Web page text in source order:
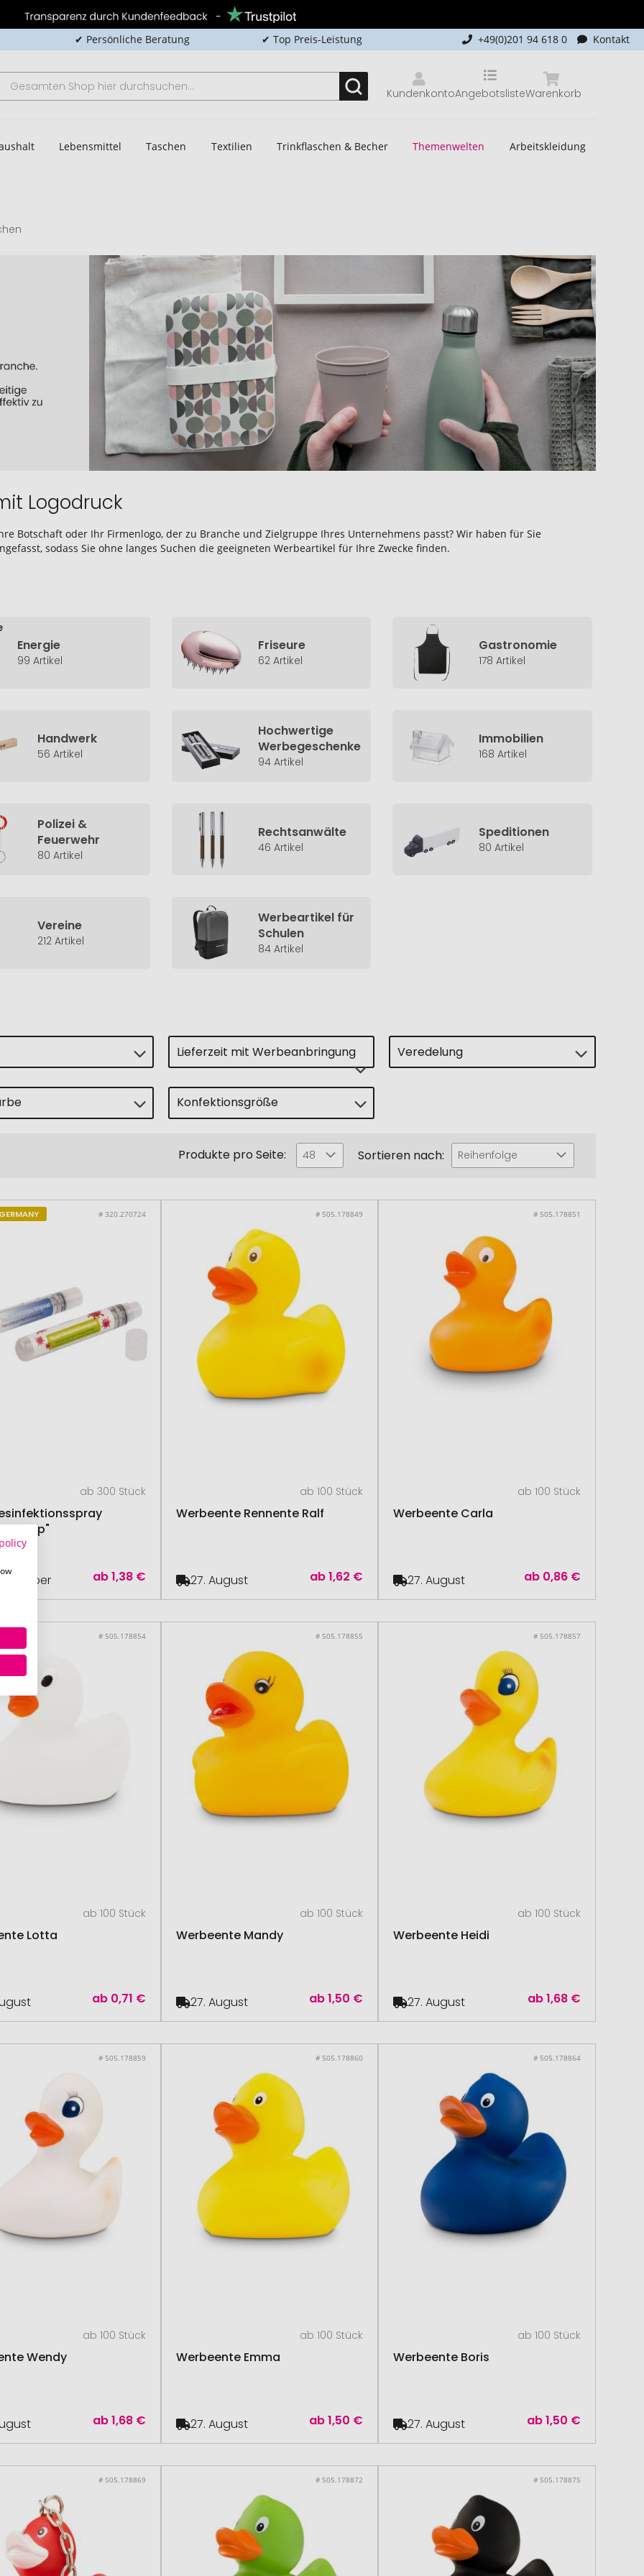
✔ Persönliche Beratung ✔ Top Preis-Leistung +49(0)201 94 618 0 Kontakt
Kundenkonto Warenkorb
Angebotsliste
Lebensmittel Taschen Textilien Trinkflaschen & Becher Themenwelten Arbeitskleidung
Logodruck
Botschaft oder Ihr Firmenlogo, der zu Branche und Zielgruppe Ihres Unternehmens passt? Wir haben für Sie
sodass Sie ohne langes Suchen die geeigneten Werbeartikel für Ihre Zwecke finden.
Energie
99 Artikel
Friseure
62 Artikel
Gastronomie
178 Artikel
Handwerk
56 Artikel
Hochwertige
Werbegeschenke
94 Artikel
Immobilien
168 Artikel
Polizei &
Feuerwehr
80 Artikel
Rechtsanwälte
46 Artikel
Speditionen
80 Artikel
Vereine
212 Artikel
Werbeartikel für
Schulen
84 Artikel
Lieferzeit mit Werbeanbringung Veredelung
Konfektionsgröße
Produkte pro Seite: 48 Sortieren nach: Reihenfolge
# 320.270724
ab 300 Stück
Cap"
ab1,38 €
# 505.178849
ab 100 Stück
Werbeente Rennente Ralf
ab1,62 €
27. August
# 505.178851
ab 100 Stück
Werbeente Carla
ab 0,86 €
27. August
# 505.178854
ab 100 Stück
Lotta
ab 0,71 €
# 505.178855
ab 100 Stück
Werbeente Mandy
ab1,50 €
27. August
# 505.178857
ab 100 Stück
Werbeente Heidi
ab1,68 €
27. August
# 505.178859
ab 100 Stück
Wendy
ab1,68 €
# 505.178860
ab 100 Stück
Werbeente Emma
ab1,50 €
27. August
# 505.178864
ab 100 Stück
Werbeente Boris
ab1,50 €
27. August
# 505.178869 # 505.178872 # 505.178875